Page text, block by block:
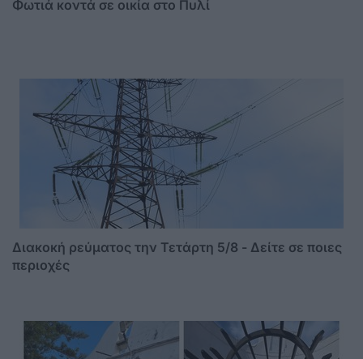
Φωτιά κοντά σε οικία στο Πυλί
Διακοκή ρεύματος την Τετάρτη 5/8 - Δείτε σε ποιες
περιοχές